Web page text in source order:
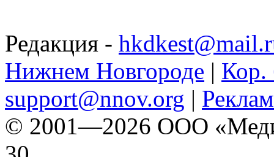
Редакция -
Нижнем Новгороде | Кор.
support@nnov.org |
© 2001—2026 ООО